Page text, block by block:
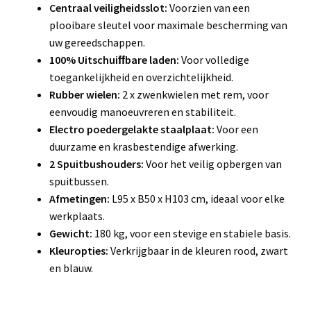
Centraal veiligheidsslot: Voorzien van een
plooibare sleutel voor maximale bescherming van
uw gereedschappen.
100% Uitschuiﬀbare laden: Voor volledige
toegankelijkheid en overzichtelijkheid.
Rubber wielen: 2 x zwenkwielen met rem, voor
eenvoudig manoeuvreren en stabiliteit.
Electro poedergelakte staalplaat: Voor een
duurzame en krasbestendige afwerking.
2 Spuitbushouders: Voor het veilig opbergen van
spuitbussen.
Afmetingen: L95 x B50 x H103 cm, ideaal voor elke
werkplaats.
Gewicht: 180 kg, voor een stevige en stabiele basis.
Kleuropties: Verkrijgbaar in de kleuren rood, zwart
en blauw.